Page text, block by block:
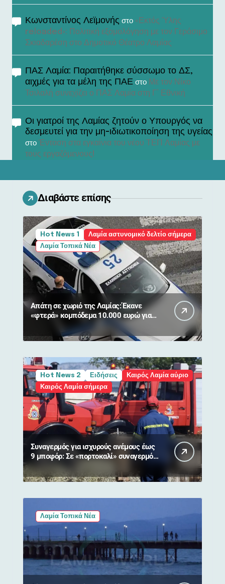
Κωνσταντίνος Λεϊμονής στο «Εκτός Ύλης
reloaded»: Πολιτική εξομολόγηση με τον Γεράσιμο
Σκιαδαρέση στο Δημοτικό Θέατρο Λαμίας
ΠΑΣ Λαμία: Παραιτήθηκε σύσσωμο το ΔΣ,
αιχμές για τα μέλη της ΠΑΕ στο Με τον Νίκο
Τσιλαλή συνεχίζει ο ΠΑΣ Λαμία στη Γ’ Εθνική
Οι γιατροί της Λαμίας ζητούν ο Υπουργός να
δεσμευτεί για την μη-ιδιωτικοποίηση της υγείας
στο Ένταση στα εγκαίνια του νέου ΤΕΠ Λαμίας με
τους εργαζόμενους!
Διαβάστε επίσης
Hot News 1
Λαμία αστυνομικό δελτίο σήμερα
Λαμία Τοπικά Νέα
Απάτη σε χωριό της Λαμίας: Έκανε
«φτερά» κομπόδεμα 10.000 ευρώ για
Hot News 2 Ειδήσεις
Καιρός Λαμία αύριο
Καιρός Λαμία σήμερα
Συναγερμός για ισχυρούς ανέμους έως
9 μποφόρ: Σε «πορτοκαλί» συναγερμό
η Στερεά Ελλάδα
Λαμία Τοπικά Νέα